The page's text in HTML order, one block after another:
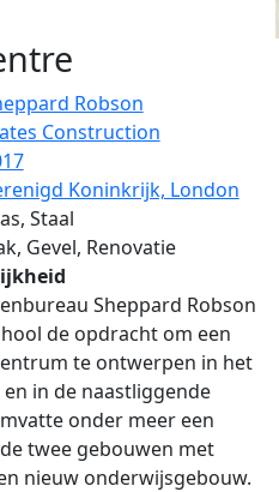
Robson
Construction
Koninkrijk, London
Staal
Gevel, Renovatie
Sheppard Robson
de opdracht om een
te ontwerpen in het
in de naastliggende
onder meer een
twee gebouwen met
nieuw onderwijsgebouw.